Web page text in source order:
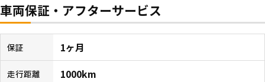
車両保証・アフターサービス
保証 1ヶ月
走行距離 1000km